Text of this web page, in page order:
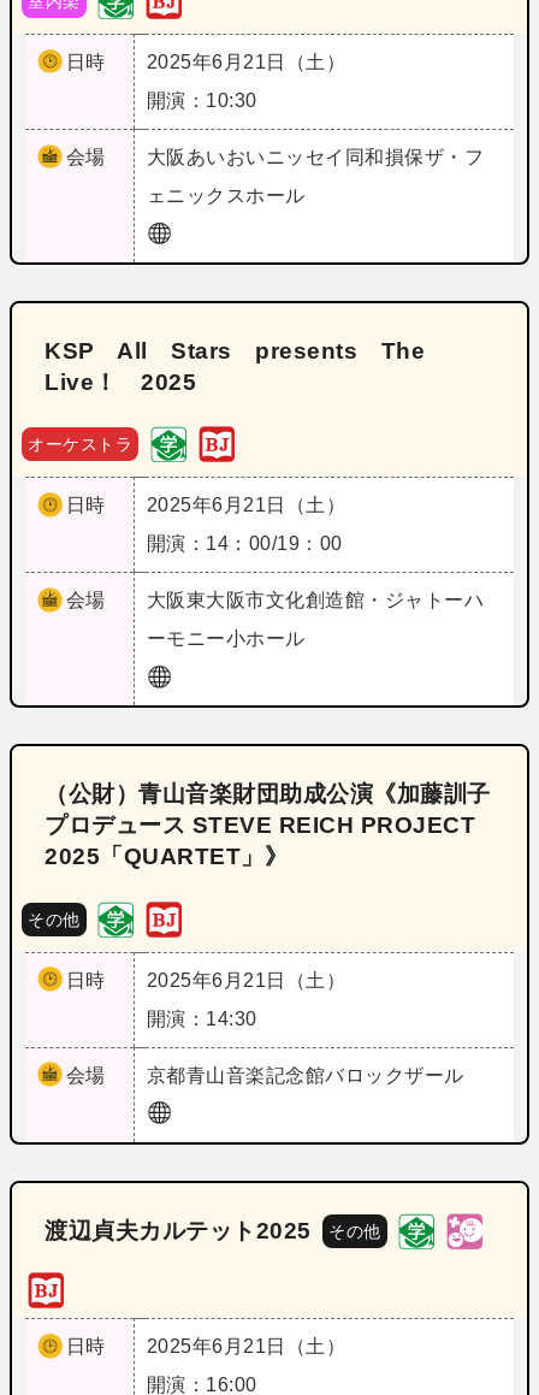
日時
2025年6月21日（土）
開演：10:30
会場 大阪 あいおいニッセイ同和損保ザ・フ
ェニックスホール
KSP All Stars presents The
Live！ 2025
オーケストラ
日時
2025年6月21日（土）
開演：14：00/19：00
会場 大阪東大阪市文化創造館・ジャトーハ
ーモニー小ホール
（公財）青山音楽財団助成公演《加藤訓子
プロデュース STEVE REICH PROJECT
2025「QUARTET」》
その他
日時
2025年6月21日（土）
開演：14:30
会場 京都青山音楽記念館バロックザール
渡辺貞夫カルテット2025 その他
日時
2025年6月21日（土）
開演：16:00